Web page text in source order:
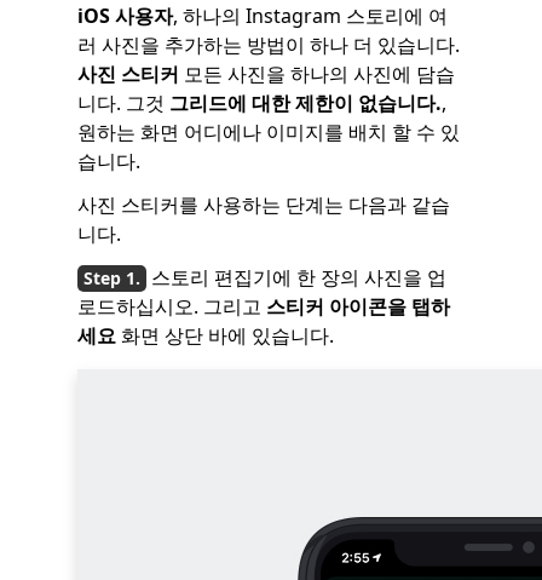
iOS 사용자, 하나의 Instagram 스토리에 여
러 사진을 추가하는 방법이 하나 더 있습니다.
사진 스티커 모든 사진을 하나의 사진에 담습
니다. 그것 그리드에 대한 제한이 없습니다.,
원하는 화면 어디에나 이미지를 배치 할 수 있
습니다.
사진 스티커를 사용하는 단계는 다음과 같습
니다.
스토리 편집기에 한 장의 사진을 업
로드하십시오. 그리고 스티커 아이콘을 탭하
세요 화면 상단 바에 있습니다.